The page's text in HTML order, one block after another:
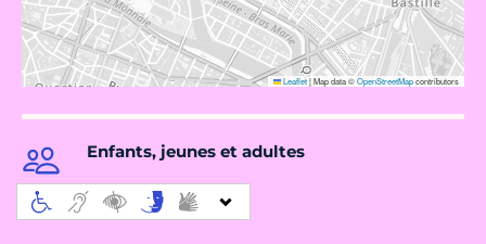
Leaflet|Map data ©OpenStreetMapcontributors
Enfants, jeunes et adultes